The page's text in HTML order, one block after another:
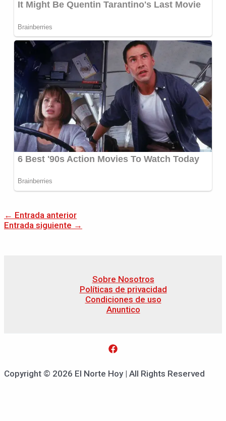
← Entrada anterior
Entrada siguiente →
Sobre Nosotros
Políticas de privacidad
Condiciones de uso
Anuntico
Copyright © 2026 El Norte Hoy | All Rights Reserved